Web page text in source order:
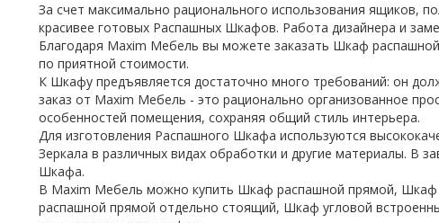
За счет максимально рационального использования ящиков,
красивее готовых Распашных Шкафов. Работа дизайнера и
Благодаря Maxim Мебель вы можете заказать Шкаф
по приятной стоимости.
К Шкафу предъявляется достаточно много требований: он
заказ от Maxim Мебель - это рационально организованное
особенностей помещения, сохраняя общий стиль интерьера.
Для изготовления Распашного Шкафа используются
Зеркала в различных видах обработки и другие материалы. В
Шкафа.
В Maxim Мебель можно купить Шкаф распашной прямой,
распашной прямой отдельно стоящий, Шкаф угловой